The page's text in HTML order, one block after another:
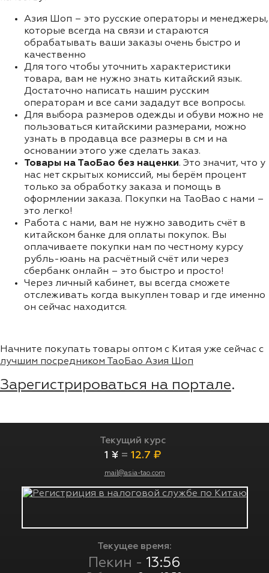
Азия Шоп – это русские операторы и менеджеры,
которые всегда на связи и стараются
обрабатывать ваши заказы очень быстро и
качественно
Для того чтобы уточнить характеристики
товара, вам не нужно знать китайский язык.
Достаточно написать нашим русским
операторам и все сами зададут все вопросы.
Для выбора размеров одежды и обуви можно не
пользоваться китайскими размерами, можно
узнать в продавца все размеры в см и на
основании этого уже сделать заказ.
Товары на ТаоБао без наценки. Это значит, что у
нас нет скрытых комиссий, мы берём процент
только за обработку заказа и помощь в
оформлении заказа. Покупки на TaoBao с нами –
это легко!
Работа с нами, вам не нужно заводить счёт в
китайском банке для оплаты покупок. Вы
оплачиваете покупки нам по честному курсу
рубль-юань на расчётный счёт или через
сбербанк онлайн – это быстро и просто!
Через личный кабинет, вы всегда сможете
отслеживать когда выкуплен товар и где именно
он сейчас находится.
Начните покупать товары оптом с Китая уже сейчас с
лучшим посредником ТаоБао Азия Шоп
Зарегистрироваться на портале.
Текущий курс
1 ¥ = 12.7 ₽
mail@asia-tao.com
Текущее время:
Пекин - 13:56